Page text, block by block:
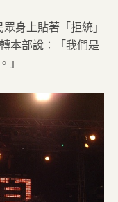
身上貼著「拒統」
本部說：「我們是
」